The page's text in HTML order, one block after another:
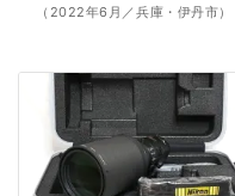
（2022年6月／兵庫・伊丹市）